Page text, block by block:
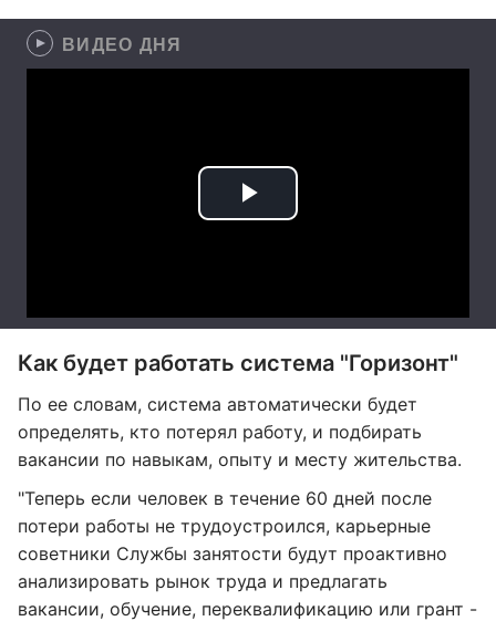
ВИДЕО ДНЯ
Как будет работать система "Горизонт"
По ее словам, система автоматически будет
определять, кто потерял работу, и подбирать
вакансии по навыкам, опыту и месту жительства.
"Теперь если человек в течение 60 дней после
потери работы не трудоустроился, карьерные
советники Службы занятости будут проактивно
анализировать рынок труда и предлагать
вакансии, обучение, переквалификацию или грант -